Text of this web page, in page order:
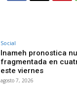
Social
Inameh pronostica
fragmentada en
este viernes
agosto 7, 2026